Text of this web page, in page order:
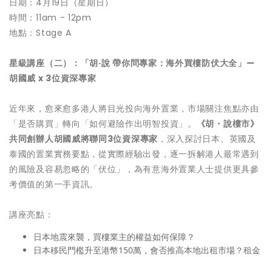
日期：4月19日（星期日）
時間：11am - 12pm
地點：Stage A
星級講座（二）：「胡·說 帶你問專家：海外買樓防伏大全」 —
胡國威 x 3位資深專家
近年來，愈來愈多港人將目光投向海外置業，市場關注焦點亦由
「是否購買」轉向「如何避險作出明智投資」。
《胡・說樓市》
共同創辦人胡國威將聯同3位資深專家 ，深入探討日本、英國及
泰國的置業實務要點，從實際經驗出發，逐一拆解港人最常遇到
的風險及容易忽略的「伏位」，為有意海外置業人士提供更具參
考價值的第一手資訊。
講座亮點：
日本地震來襲，買樓業主的權益如何保障？
日本移民門檻升至港幣150萬，會否推高本地出租市場？租金